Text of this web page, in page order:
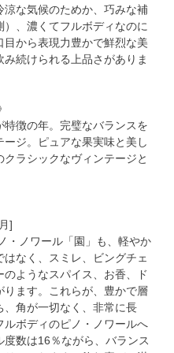
な気候のためか、巧みな補
、濃くてフルボディなのに
から表現力豊かで鮮烈な美
続けられる上品さがありま
徴の年。完璧なバランスを
ジ。ピュアな果実味と美し
ラシックなヴィンテージと
]
・ノワール「園」も、軽やか
なく、スミレ、ビングチェ
ようなスパイス、お香、ド
ます。これらが、豊かで層
角が一切なく、非常に長
ルボディのピノ・ノワールへ
数は16％ながら、バランス